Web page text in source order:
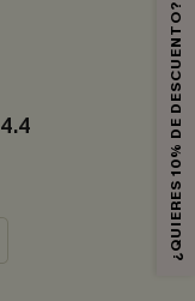
4.4 ¿QUIERES 10% DE DESCUENTO?